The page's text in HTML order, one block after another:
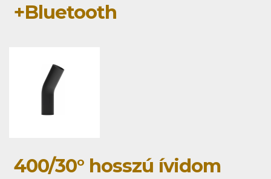
+Bluetooth
400/30° hosszú ívidom